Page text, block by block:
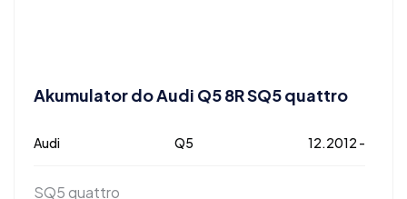
Akumulator do Audi Q5 8R SQ5 quattro
Audi Q5 12.2012 -
SQ5 quattro